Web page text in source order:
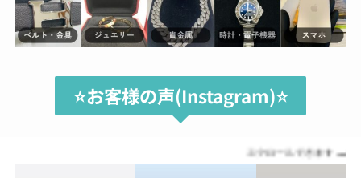
⭐️お客様の声(Instagram)⭐️
スクロールできます